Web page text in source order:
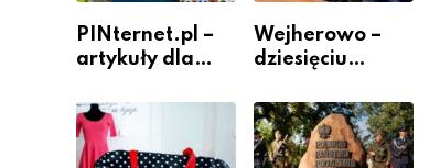
PINternet.pl –
artykuły dla
jako inwestycja
w widoczność
Wejherowo –
dziesięciu
policjantów w
szeregach
Komendy